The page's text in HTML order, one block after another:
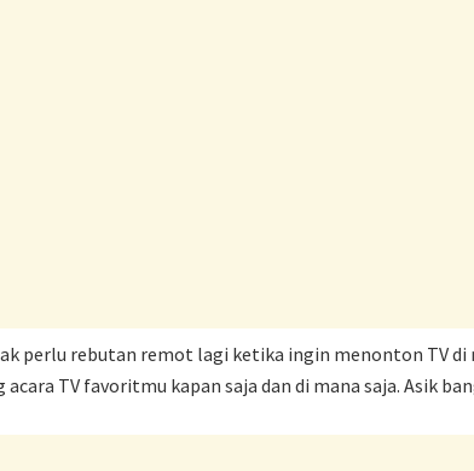
perlu rebutan remot lagi ketika ingin menonton TV di
TV favoritmu kapan saja dan di mana saja. Asik